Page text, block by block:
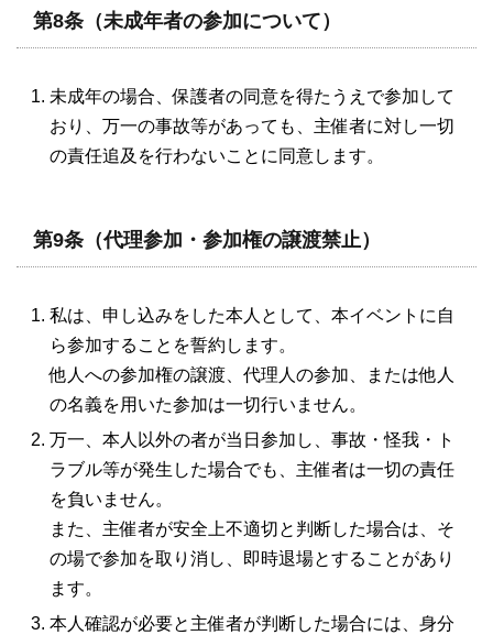
第8条（未成年者の参加について）
未成年の場合、保護者の同意を得たうえで参加して
おり、万一の事故等があっても、主催者に対し一切
の責任追及を行わないことに同意します。
第9条（代理参加・参加権の譲渡禁止）
私は、申し込みをした本人として、本イベントに自
ら参加することを誓約します。
他人への参加権の譲渡、代理人の参加、または他人
の名義を用いた参加は一切行いません。
万一、本人以外の者が当日参加し、事故・怪我・ト
ラブル等が発生した場合でも、主催者は一切の責任
を負いません。
また、主催者が安全上不適切と判断した場合は、そ
の場で参加を取り消し、即時退場とすることがあり
ます。
本人確認が必要と主催者が判断した場合には、身分